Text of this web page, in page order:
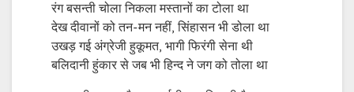
रंग बसन्ती चोला निकला मस्तानों का टोला था
देख दीवानों को तन-मन नहीं, सिंहासन भी डोला था
उखड़ गई अंग्रेजी हुकूमत, भागी फिरंगी सेना थी
बलिदानी हुंकार से जब भी हिन्द ने जग को तोला था